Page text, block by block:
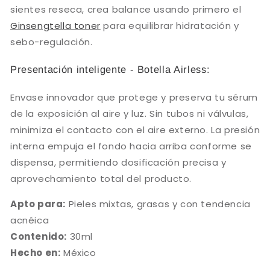
sientes reseca, crea balance usando primero el
Ginsengtella toner para equilibrar hidratación y
sebo-regulación.
Presentación inteligente - Botella Airless:
Envase innovador que protege y preserva tu sérum
de la exposición al aire y luz. Sin tubos ni válvulas,
minimiza el contacto con el aire externo. La presión
interna empuja el fondo hacia arriba conforme se
dispensa, permitiendo dosificación precisa y
aprovechamiento total del producto.
Apto para: Pieles mixtas, grasas y con tendencia
acnéica
Contenido: 30ml
Hecho en: México